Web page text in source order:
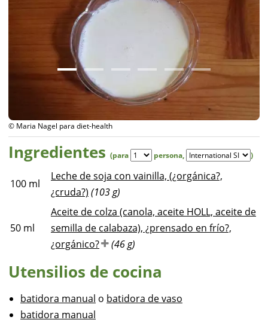
© Maria Nagel para diet-health
Ingredientes (para persona, )
100 ml
Leche de soja con vainilla, (¿orgánica?,
¿cruda?) (103 g)
50 ml
Aceite de colza (canola, aceite HOLL, aceite de
semilla de calabaza), ¿prensado en frío?,
¿orgánico?
(46 g)
Utensilios de cocina
batidora manual o batidora de vaso
batidora manual